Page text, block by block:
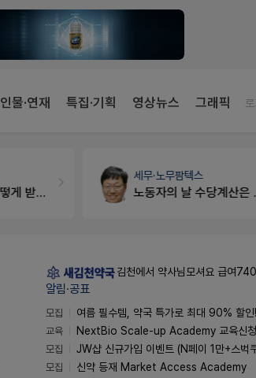
인물·연재 특집·기획 영상뉴스 그래픽
노동자의 날 수당계산은 어떻게 되나요
약국법률법무법인 규원
문의합니다
알림·공표
모집
여름 필수템, 약국 특가로 최대 90% 할인!
교육
NextBio Scale-up Academy 교육신청
모집
JW샵 신규가입 이벤트 (N페이 1만+스벅
모집
신약 등재 Market Access Academy